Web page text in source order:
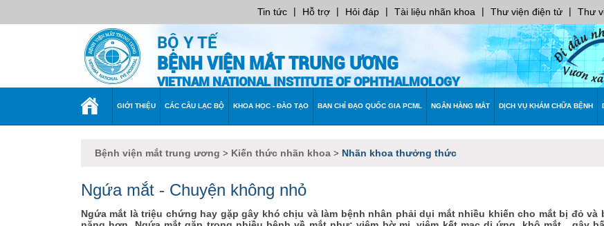
Tin tức | Hỗ trợ | Hỏi đáp | Tài liệu nhãn khoa | Thư viện điện tử | Thư
BỘ Y TẾ
BỆNH VIỆN MẮT TRUNG ƯƠNG
VIETNAM NATIONAL INSTITUTE OF OPHTHALMOLOGY
TRANG GIỚI THIỆU CÁC CÂU LẠC BỘ KHOA HỌC - ĐÀO TẠO BAN CHỈ ĐẠO QUỐC GIA PCML NGÂN HÀNG MẮT DỊCH VỤ KHÁM CHỮA BỆNH
Bệnh viện mắt trung ương > Kiến thức nhãn khoa > Nhãn khoa thưởng thức
Ngứa mắt - Chuyện không nhỏ
Ngứa mắt là triệu chứng hay gặp gây khó chịu và làm bệnh nhân phải dụi mắt nhiều khiến cho mắt bị đỏ và